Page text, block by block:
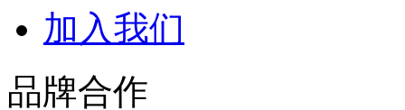
加入我们
品牌合作